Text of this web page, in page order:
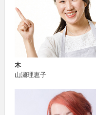
木
山瀬理恵子